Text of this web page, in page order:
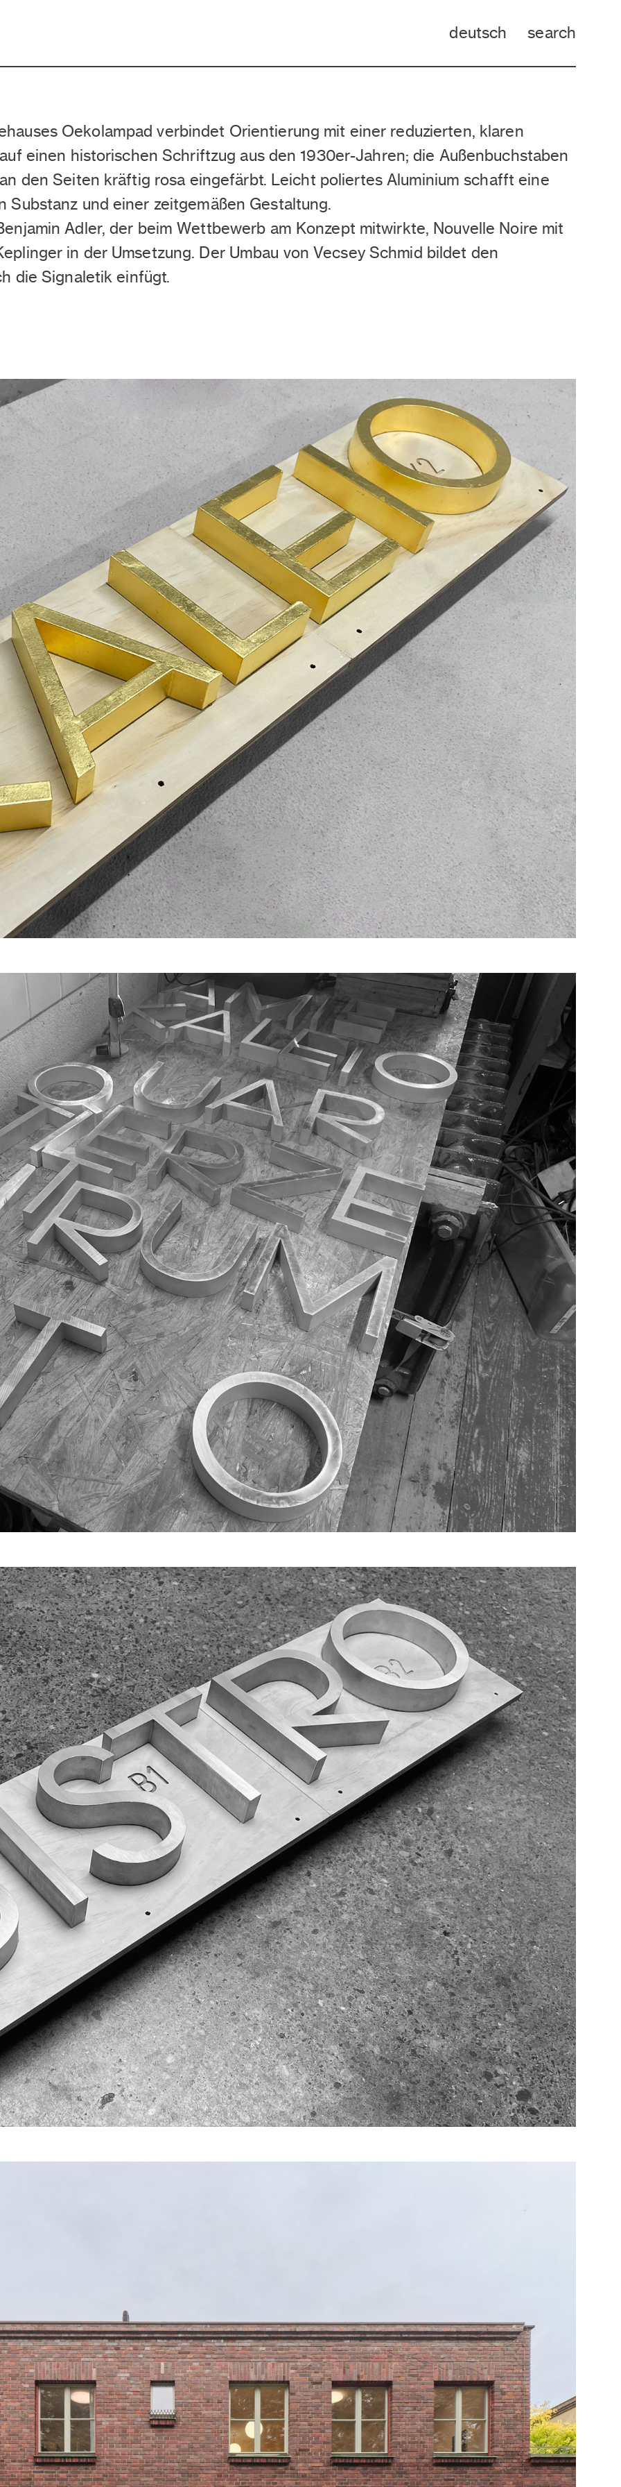
search
deutsch
Oekolampad verbindet Orientierung mit einer reduzierten, klaren
einen historischen Schriftzug aus den 1930er-Jahren; die Außenbuchstaben
den Seiten kräftig rosa eingefärbt. Leicht poliertes Aluminium schafft eine
und einer zeitgemäßen Gestaltung.
Adler, der beim Wettbewerb am Konzept mitwirkte, Nouvelle Noire mit
in der Umsetzung. Der Umbau von Vecsey Schmid bildet den
die Signaletik einfügt.